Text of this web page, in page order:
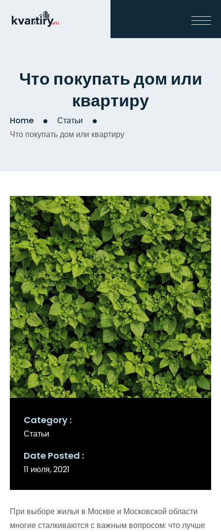
Что покупать дом или
квартиру
Home
Статьи
Что покупать дом или квартиру
Category
Статьи
Date Posted
11 июля, 2021
При выборе жилья в Москве и Московской области
многие сталкиваются с важным вопросом: что лучше